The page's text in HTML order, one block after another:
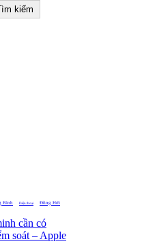
kiếm
Bình Điện thoại Đồng Hới
cần có
soát – Apple